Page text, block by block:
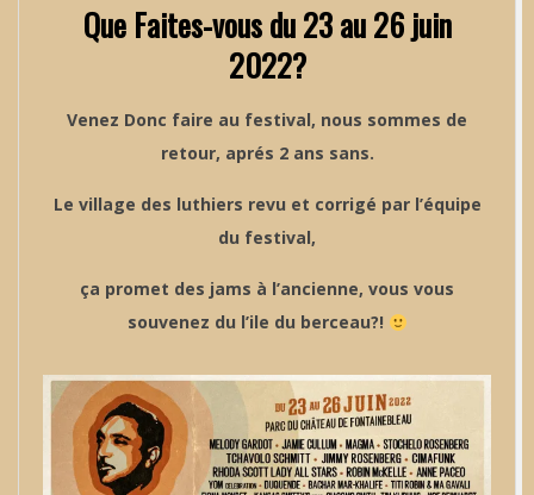
Que Faites-vous du 23 au 26 juin
2022?
Venez Donc faire au festival, nous sommes de
retour, aprés 2 ans sans.
Le village des luthiers revu et corrigé par l’équipe
du festival,
ça promet des jams à l’ancienne, vous vous
souvenez du l’ile du berceau?!